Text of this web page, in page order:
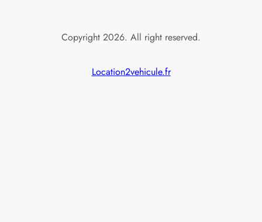
Copyright 2026. All right reserved.
Location2vehicule.fr